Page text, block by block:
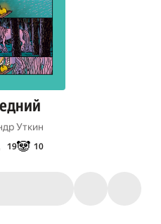
Уткин
19🐼 10